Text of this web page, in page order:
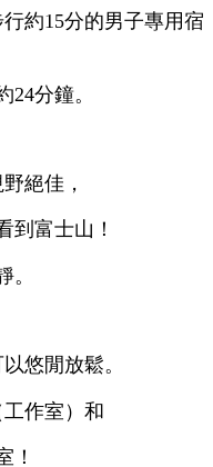
約15分的男子專用宿
分鐘。
絕佳，
到富士山！
。
悠閒放鬆。
作室）和
！